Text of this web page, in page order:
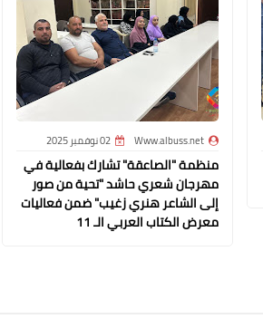
Www.albuss.net 02 نوفمبر 2025
منظمة "الصاعقة" تشارك بفعالية في
مهرجان شعري حاشد "تحية من صور
إلى الشاعر هنري زغيب" ضمن فعاليات
معرض الكتاب العربي الـ 11
Www.albuss.net
Www.albuss.net
23 أغسطس 2022